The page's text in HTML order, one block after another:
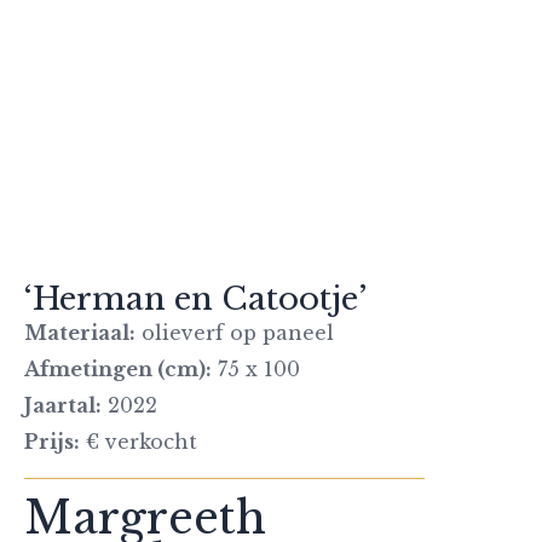
‘Herman en Catootje’
Materiaal: olieverf op paneel
Afmetingen (cm): 75 x 100
Jaartal: 2022
Prijs: € verkocht
Margreeth